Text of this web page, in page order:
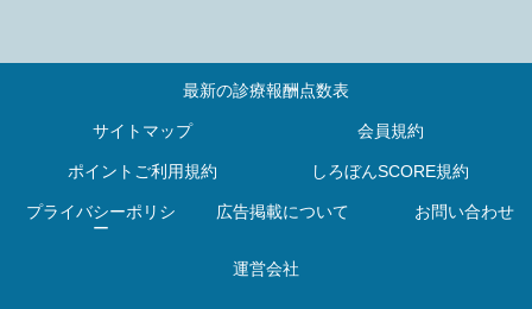
最新の診療報酬点数表
サイトマップ 会員規約
ポイントご利用規約 しろぼんSCORE規約
プライバシーポリシ
ー
広告掲載について お問い合わせ
運営会社